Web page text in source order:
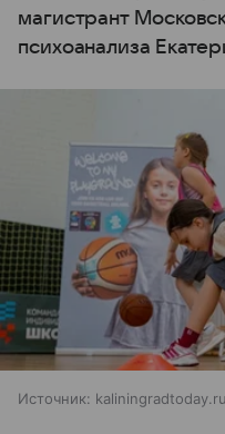
магистрант
психоанализа
Источник: kaliningradtoday.ru